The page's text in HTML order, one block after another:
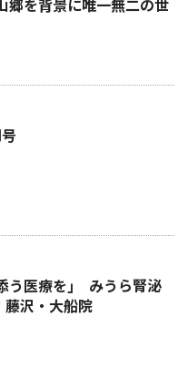
を背景に唯一無二の世
う医療を｣ みうら腎泌
藤沢・大船院